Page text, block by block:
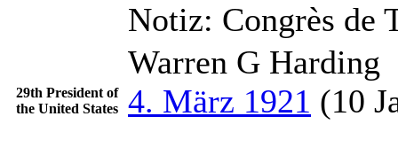
Notiz: Congrès de
29th President of
the United States
Warren G Harding
4. März 1921 (10